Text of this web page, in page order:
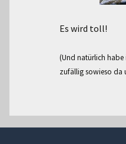
Es wird toll!
(Und natürlich habe
zufällig sowieso